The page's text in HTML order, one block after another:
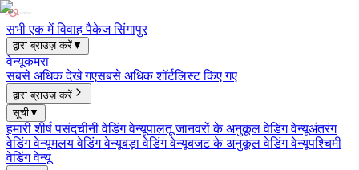
सभी एक में विवाह पैकेज सिंगापुर
द्वारा ब्राउज़ करें▼
वेन्यूकमरा
सबसे अधिक देखे गएसबसे अधिक शॉर्टलिस्ट किए गए
द्वारा ब्राउज़ करें
सूची▼
हमारी शीर्ष पसंदचीनी वेडिंग वेन्यूपालतू जानवरों के अनुकूल वेडिंग वेन्यूअंतरंग
वेडिंग वेन्यूमलय वेडिंग वेन्यूबड़ा वेडिंग वेन्यूबजट के अनुकूल वेडिंग वेन्यूपश्चिमी
वेडिंग वेन्यू